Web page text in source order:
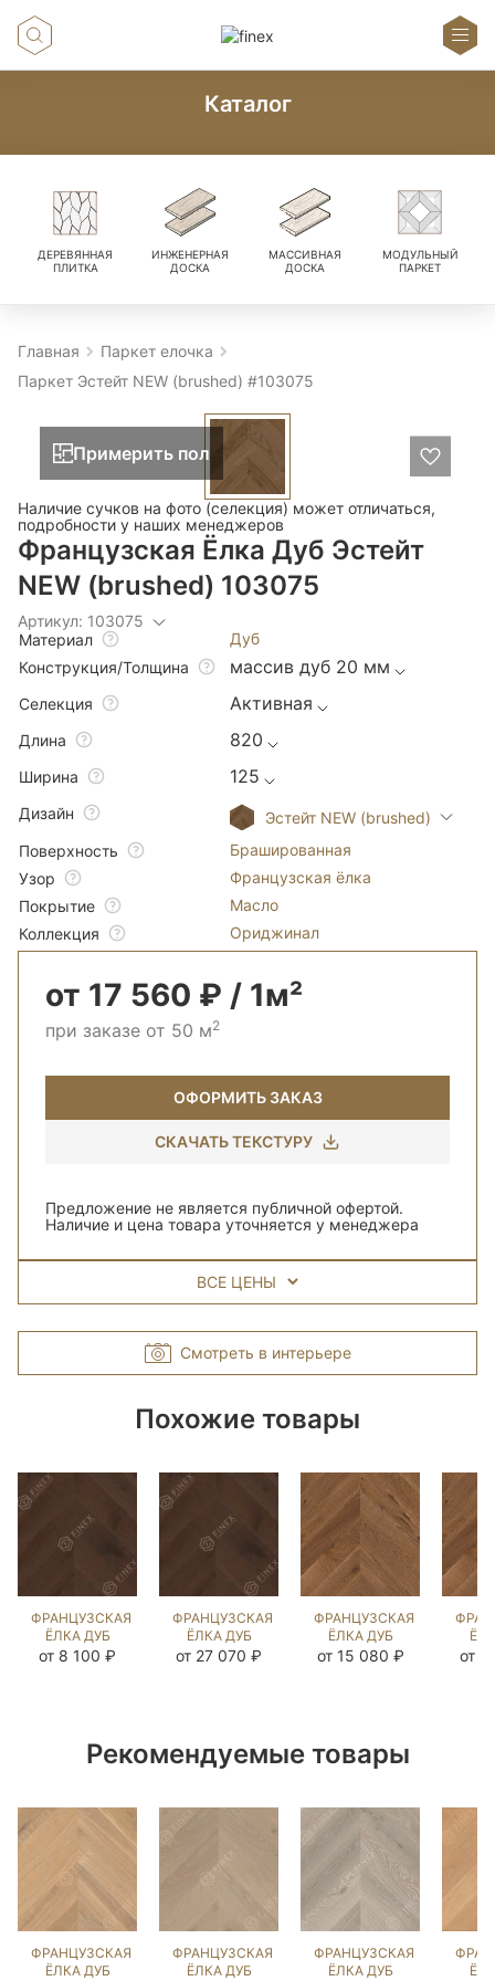
Каталог
ДЕРЕВЯННАЯ
ПЛИТКА
ИНЖЕНЕРНАЯ
ДОСКА
МАССИВНАЯ
ДОСКА
МОДУЛЬНЫЙ
ПАРКЕТ
Главная
Паркет елочка
Паркет Эстейт NEW (brushed) #103075
Примерить пол
Наличие сучков на фото (селекция) может отличаться,
подробности у наших менеджеров
Французская Ёлка Дуб Эстейт
NEW (brushed) 103075
Артикул: 103075
Материал
Дуб
Конструкция/Толщина
массив дуб 20 мм
Селекция Активная
Длина 820
Ширина 125
Дизайн
Эстейт NEW (brushed)
Поверхность
Брашированная
Узор
Французская ёлка
Покрытие
Масло
Коллекция
Ориджинал
от 17 560 ₽ / 1м²
при заказе от 50 м2
ОФОРМИТЬ ЗАКАЗ
СКАЧАТЬ ТЕКСТУРУ
Предложение не является публичной офертой.
Наличие и цена товара уточняется у менеджера
ВСЕ ЦЕНЫ
Смотреть в интерьере
Похожие товары
ФРАНЦУЗСКАЯ
ЁЛКА ДУБ
СИЛ БРАУН
от 8 100 ₽
ФРАНЦУЗСКАЯ
ЁЛКА ДУБ
СИЛ БРАУН
от 27 070 ₽
ФРАНЦУЗСКАЯ
ЁЛКА ДУБ
БЕРТ
от 15 080 ₽ от
Рекомендуемые товары
ФРАНЦУЗСКАЯ
ЁЛКА ДУБ
ФРАНЦУЗСКАЯ
ЁЛКА ДУБ
ФРАНЦУЗСКАЯ
ЁЛКА ДУБ